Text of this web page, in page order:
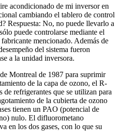
acondicionado de mi inversor en
cambiando el tablero de control
Respuesta: No, no puede llevarlo a
puede controlarse mediante el
mencionado. Además de
del sistema fueron
a la unidad inversora.
Montreal de 1987 para suprimir
de la capa de ozono, el R-
refrigerantes que se utilizan para
de la cubierta de ozono
tienen un PAO (potencial de
nulo. El difluorometano
en los dos gases, con lo que su